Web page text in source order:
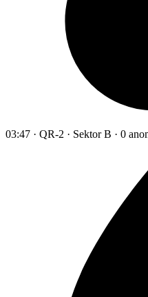
03:47 · QR-2 · Sektor B · 0